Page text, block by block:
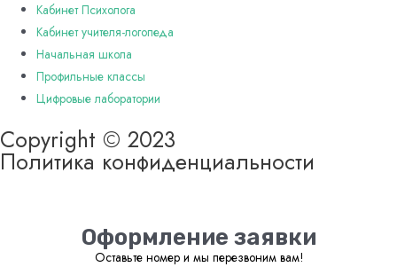
Кабинет Психолога
Кабинет учителя-логопеда
Начальная школа
Профильные классы
Цифровые лаборатории
Copyright © 2023
Политика конфиденциальности
Оформление заявки
Оставьте номер и мы перезвоним вам!